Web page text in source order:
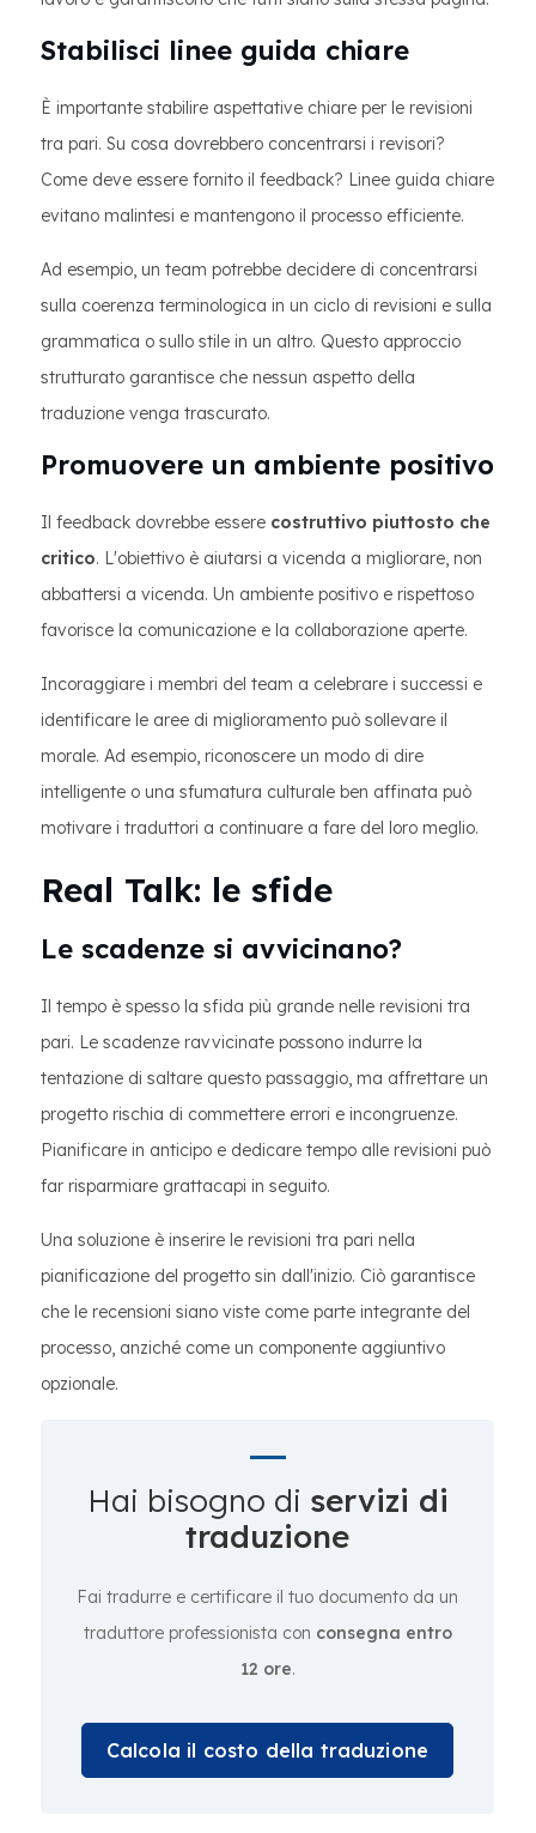
Stabilisci linee guida chiare
È importante stabilire aspettative chiare per le revisioni
tra pari. Su cosa dovrebbero concentrarsi i revisori?
Come deve essere fornito il feedback? Linee guida chiare
evitano malintesi e mantengono il processo efficiente.
Ad esempio, un team potrebbe decidere di concentrarsi
sulla coerenza terminologica in un ciclo di revisioni e sulla
grammatica o sullo stile in un altro. Questo approccio
strutturato garantisce che nessun aspetto della
traduzione venga trascurato.
Promuovere un ambiente positivo
Il feedback dovrebbe essere costruttivo piuttosto che
critico. L'obiettivo è aiutarsi a vicenda a migliorare, non
abbattersi a vicenda. Un ambiente positivo e rispettoso
favorisce la comunicazione e la collaborazione aperte.
Incoraggiare i membri del team a celebrare i successi e
identificare le aree di miglioramento può sollevare il
morale. Ad esempio, riconoscere un modo di dire
intelligente o una sfumatura culturale ben affinata può
motivare i traduttori a continuare a fare del loro meglio.
Real Talk: le sfide
Le scadenze si avvicinano?
Il tempo è spesso la sfida più grande nelle revisioni tra
pari. Le scadenze ravvicinate possono indurre la
tentazione di saltare questo passaggio, ma affrettare un
progetto rischia di commettere errori e incongruenze.
Pianificare in anticipo e dedicare tempo alle revisioni può
far risparmiare grattacapi in seguito.
Una soluzione è inserire le revisioni tra pari nella
pianificazione del progetto sin dall'inizio. Ciò garantisce
che le recensioni siano viste come parte integrante del
processo, anziché come un componente aggiuntivo
opzionale.
Hai bisogno di servizi di
traduzione
Fai tradurre e certificare il tuo documento da un
traduttore professionista con consegna entro
12 ore.
Calcola il costo della traduzione